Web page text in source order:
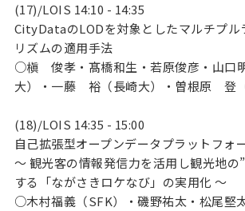
(17)/LOIS 14:10 - 14:35
CityDataのLODを対象としたマルチプル
リズムの適用手法
○槇 俊孝・髙橋和生・若原俊彦・山口
大）・一藤 裕（長崎大）・曽根原 登
(18)/LOIS 14:35 - 15:00
自己拡張型オープンデータプラットフォ
～ 観光客の情報発信力を活用し観光地の
する「ながさきロケなび」の実用化 ～
○木村福義（SFK）・磯野祐太・松尾堅